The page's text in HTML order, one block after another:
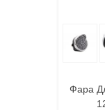
Фара